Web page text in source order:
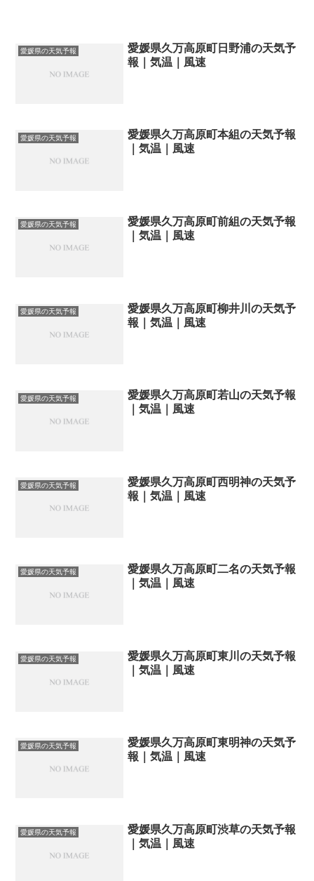
愛媛県の天気予報
愛媛県久万高原町日野浦の天気予
報｜気温｜風速
愛媛県の天気予報
愛媛県久万高原町本組の天気予報
｜気温｜風速
愛媛県の天気予報
愛媛県久万高原町前組の天気予報
｜気温｜風速
愛媛県の天気予報
愛媛県久万高原町柳井川の天気予
報｜気温｜風速
愛媛県の天気予報
愛媛県久万高原町若山の天気予報
｜気温｜風速
愛媛県の天気予報
愛媛県久万高原町西明神の天気予
報｜気温｜風速
愛媛県の天気予報
愛媛県久万高原町二名の天気予報
｜気温｜風速
愛媛県の天気予報
愛媛県久万高原町東川の天気予報
｜気温｜風速
愛媛県の天気予報
愛媛県久万高原町東明神の天気予
報｜気温｜風速
愛媛県の天気予報
愛媛県久万高原町渋草の天気予報
｜気温｜風速